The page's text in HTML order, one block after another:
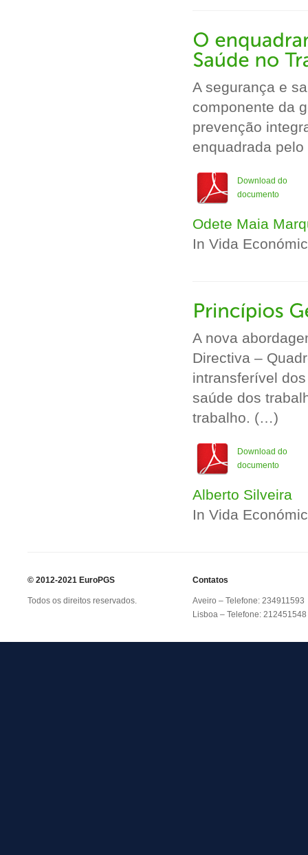
A segurança e
componente da
prevenção
enquadrada
Download do
documento
Odete Maia
In Vida
A nova
Directiva –
intransferível
saúde dos
trabalho. (…)
Download do
documento
Alberto Silveira
In Vida
© 2012-2021 EuroPGS
Todos os direitos reservados.
Contatos
Aveiro – Telefone: 234911593
Lisboa – Telefone: 212451548